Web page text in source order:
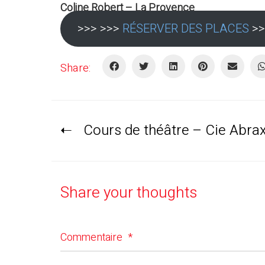
Coline Robert – La Provence
>>> >>> RÉSERVER DES PLACES
Share:
Cours de théâtre – Cie
Share your thoughts
Commentaire *